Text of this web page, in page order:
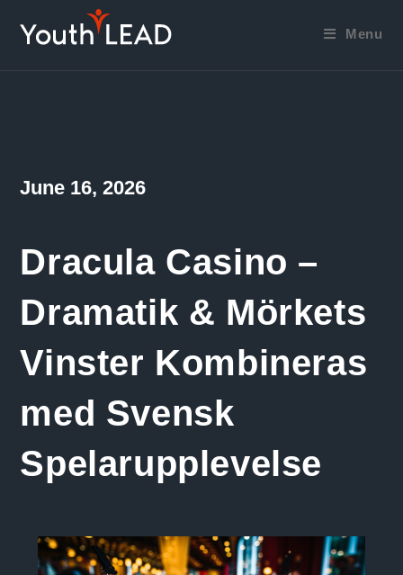
Menu
Post
June 16, 2026
Dracula Casino –
Dramatik & Mörkets
Vinster Kombineras
med Svensk
Spelarupplevelse